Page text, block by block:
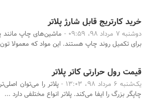
خرید کارتریج قابل شارژ پلاتر
دوشنبه 7 مرداد 98، 09:59 -
ماشین‌های چاپ مانند
برای تکمیل روند چاپ هستند. این مواد که معمولا
قیمت رول حرارتی کاتر پلاتر
یک‌شنبه 6 مرداد 98، 13:03 -
پلاتر را می‌توان
چاپگر بزرگ را ایفا می‌کند. پلاتر انواع مختلفی دارد ...